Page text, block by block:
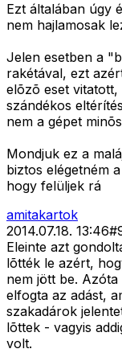
Ezt általában úgy
nem hajlamosak
Jelen esetben a
rakétával, ezt
elõzõ eset
szándékos
nem a gépet
Mondjuk ez a
biztos elégetném
hogy felüljek rá
amitakartok
2014.07.18. 13:46#
Eleinte azt
lõtték le azért,
nem jött be.
elfogta az adást,
szakadárok
lõttek - vagyis
volt.